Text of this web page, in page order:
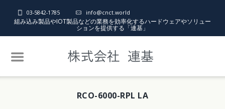
03-5842-1785 info@cnct.world
組み込み製品やIOT製品などの業務を効率化するハードウェアやソリュー
ションを提供する「連基」
RCO-6000-RPL LA